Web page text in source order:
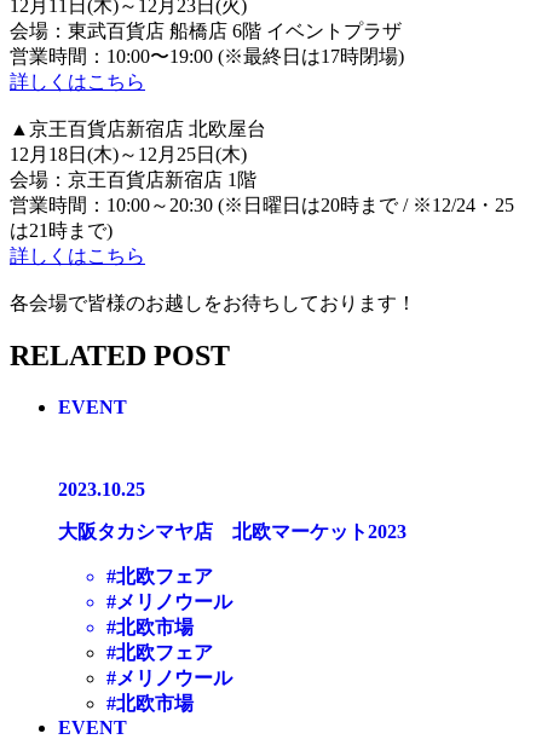
12月11日(木)～12月23日(火)
会場：東武百貨店 船橋店 6階 イベントプラザ
営業時間：10:00〜19:00 (※最終日は17時閉場)
詳しくはこちら
▲京王百貨店新宿店 北欧屋台
12月18日(木)～12月25日(木)
会場：京王百貨店新宿店 1階
営業時間：10:00～20:30 (※日曜日は20時まで / ※12/24・25
は21時まで)
詳しくはこちら
各会場で皆様のお越しをお待ちしております！
RELATED POST
EVENT
2023.10.25
大阪タカシマヤ店 北欧マーケット2023
#北欧フェア
#メリノウール
#北欧市場
#北欧フェア
#メリノウール
#北欧市場
EVENT